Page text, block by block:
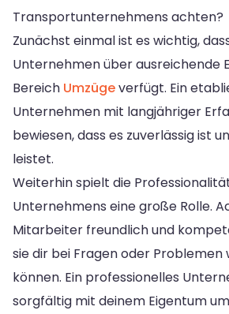
Transportunternehmens achten?
Zunächst einmal ist es wichtig,
Unternehmen über ausreichende
Bereich Umzügeverfügt. Ein
Unternehmen mit langjähriger
bewiesen, dass es zuverlässig ist
leistet.
Weiterhin spielt die
Unternehmens eine große Rolle.
Mitarbeiter freundlich und
sie dir bei Fragen oder
können. Ein professionelles
sorgfältig mit deinem Eigentum